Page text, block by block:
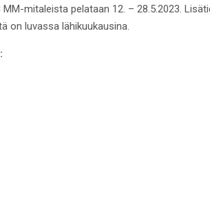
MM-mitaleista pelataan 12. – 28.5.2023.
on luvassa lähikuukausina.